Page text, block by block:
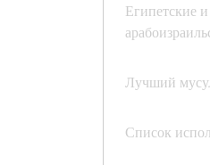
Египетские
Лучший
Список